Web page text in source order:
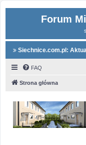
Forum
Siechnice.com.pl:
FAQ
Strona główna